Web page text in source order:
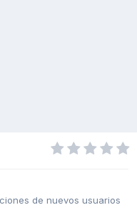
de nuevos usuarios